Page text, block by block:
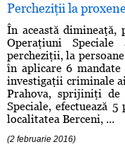
Percheziţii la
În această
Operaţiuni
percheziţii, la
în aplicare 6
investigaţii criminale
Prahova, sprijiniţi
Speciale, efectuează
localitatea Berceni, ...
(2 februarie 2016)